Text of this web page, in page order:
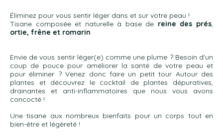
Éliminez pour vous sentir léger dans et sur votre peau !
Tisane composée et naturelle à base de reine des prés,
ortie, frêne et romarin
Envie de vous sentir léger(e) comme une plume ? Besoin d'un
coup de pouce pour améliorer la santé de votre peau et
pour éliminer ? Venez donc faire un petit tour Autour des
plantes et découvrez le cocktail de plantes dépuratives,
drainantes et anti-inflammatoires que nous vous avons
concocté !
Une tisane aux nombreux bienfaits pour un corps tout en
bien-être et légèreté !